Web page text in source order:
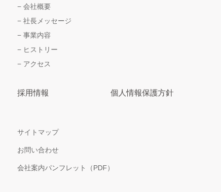
会社概要
社長メッセージ
事業内容
ヒストリー
アクセス
採用情報 個人情報保護方針
サイトマップ
お問い合わせ
会社案内パンフレット（PDF）